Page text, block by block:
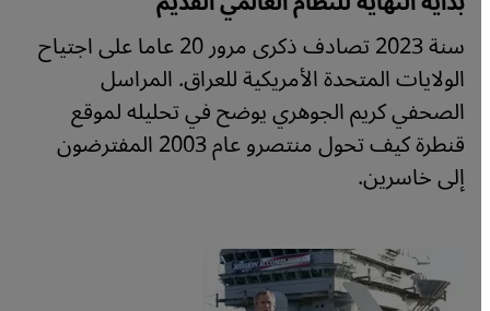
سنة 2023 تصادف ذكرى مرور 20 عاما على اجتياح
الولايات المتحدة الأمريكية للعراق. المراسل
الصحفي كريم الجوهري يوضح في تحليله لموقع
قنطرة كيف تحول منتصرو عام 2003 المفترضون
إلى خاسرين.